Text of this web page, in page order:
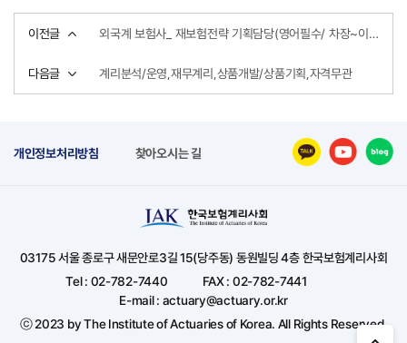
이전글 외국계 보험사_ 재보험전략 기획담당(영어필수/ 차장~이사급)
다음글 계리분석/운영,재무계리,상품개발/상품기획,자격무관
개인정보처리방침 찾아오시는 길
03175 서울 종로구 새문안로3길 15(당주동) 동원빌딩 4층 한국보험계리사회
Tel : 02-782-7440
FAX : 02-782-7441
E-mail : actuary@actuary.or.kr
ⓒ 2023 by The Institute of Actuaries of Korea. All Rights Reserved.